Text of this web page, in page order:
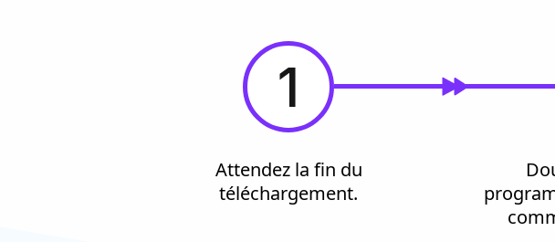
1
Attendez la fin du
téléchargement.